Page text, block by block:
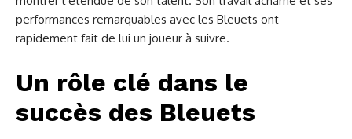
performances remarquables avec les Bleuets ont
rapidement fait de lui un joueur à suivre.
Un rôle clé dans le
succès des Bleuets